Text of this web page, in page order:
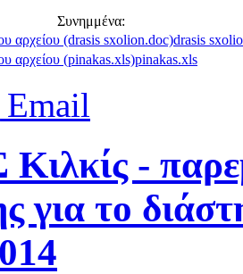
Συνημμένα:
drasis
pinakas.xls
Email
-
για το